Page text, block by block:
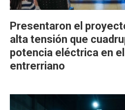
Presentaron el
alta tensión que
potencia eléctrica en
entrerriano